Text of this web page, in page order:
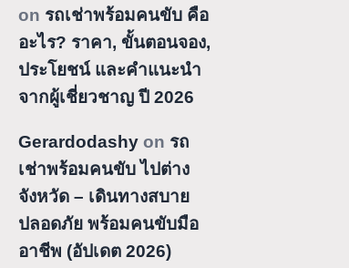
on รถเช่าพร้อมคนขับ คือ
อะไร? ราคา, ขั้นตอนจอง,
ประโยชน์ และคำแนะนำ
จากผู้เชี่ยวชาญ ปี 2026
Gerardodashyon รถ
เช่าพร้อมคนขับ ไปต่าง
จังหวัด – เดินทางสบาย
ปลอดภัย พร้อมคนขับมือ
อาชีพ (อัปเดต 2026)